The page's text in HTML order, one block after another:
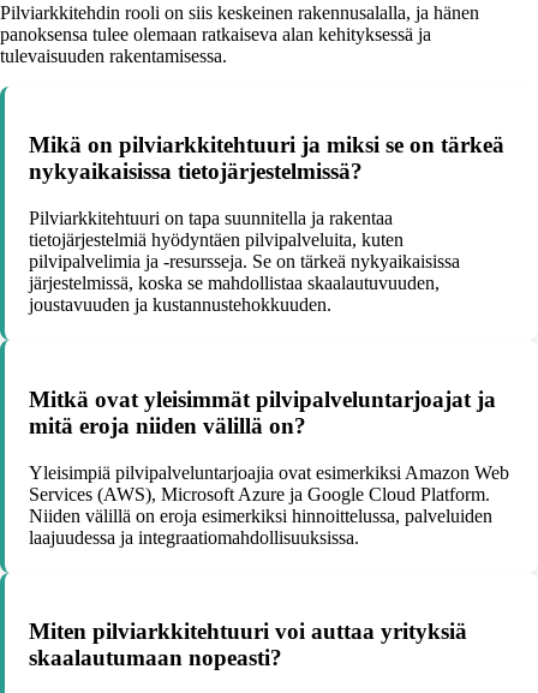
Pilviarkkitehdin rooli on siis keskeinen rakennusalalla, ja hänen
panoksensa tulee olemaan ratkaiseva alan kehityksessä ja
tulevaisuuden rakentamisessa.
Mikä on pilviarkkitehtuuri ja miksi se on tärkeä
nykyaikaisissa tietojärjestelmissä?
Pilviarkkitehtuuri on tapa suunnitella ja rakentaa
tietojärjestelmiä hyödyntäen pilvipalveluita, kuten
pilvipalvelimia ja -resursseja. Se on tärkeä nykyaikaisissa
järjestelmissä, koska se mahdollistaa skaalautuvuuden,
joustavuuden ja kustannustehokkuuden.
Mitkä ovat yleisimmät pilvipalveluntarjoajat ja
mitä eroja niiden välillä on?
Yleisimpiä pilvipalveluntarjoajia ovat esimerkiksi Amazon Web
Services (AWS), Microsoft Azure ja Google Cloud Platform.
Niiden välillä on eroja esimerkiksi hinnoittelussa, palveluiden
laajuudessa ja integraatiomahdollisuuksissa.
Miten pilviarkkitehtuuri voi auttaa yrityksiä
skaalautumaan nopeasti?